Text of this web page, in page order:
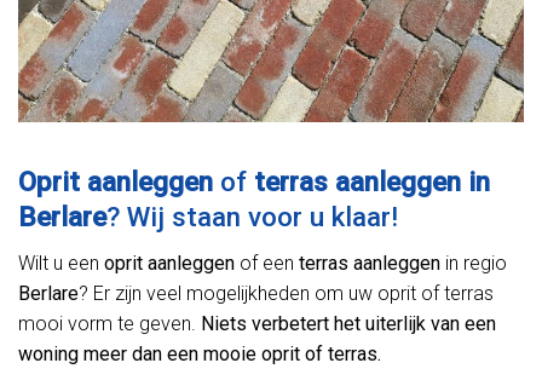
Oprit aanleggen of terras aanleggen in
Berlare? Wij staan voor u klaar!
Wilt u een oprit aanleggen of een terras aanleggen in regio
Berlare? Er zijn veel mogelijkheden om uw oprit of terras
mooi vorm te geven. Niets verbetert het uiterlijk van een
woning meer dan een mooie oprit of terras.